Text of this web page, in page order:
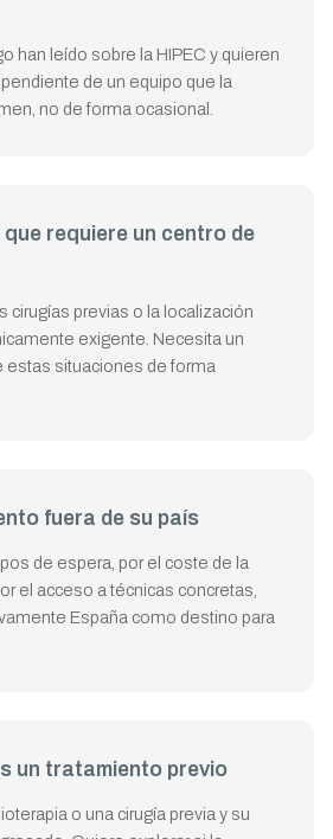
han leído sobre la HIPEC y quieren
de un equipo que la
no de forma ocasional.
requiere un centro de
cirugías previas o la localización
exigente. Necesita un
estas situaciones de forma
fuera de su país
de espera, por el coste de la
el acceso a técnicas concretas,
España como destino para
un tratamiento previo
o una cirugía previa y su